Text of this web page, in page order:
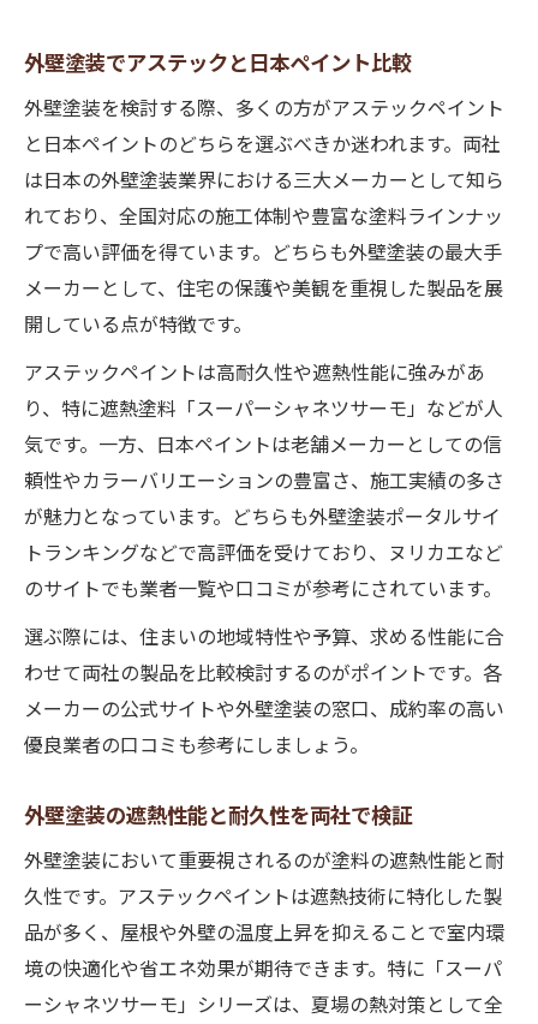
外壁塗装でアステックと日本ペイント比較
外壁塗装を検討する際、多くの方がアステックペイント
と日本ペイントのどちらを選ぶべきか迷われます。両社
は日本の外壁塗装業界における三大メーカーとして知ら
れており、全国対応の施工体制や豊富な塗料ラインナッ
プで高い評価を得ています。どちらも外壁塗装の最大手
メーカーとして、住宅の保護や美観を重視した製品を展
開している点が特徴です。
アステックペイントは高耐久性や遮熱性能に強みがあ
り、特に遮熱塗料「スーパーシャネツサーモ」などが人
気です。一方、日本ペイントは老舗メーカーとしての信
頼性やカラーバリエーションの豊富さ、施工実績の多さ
が魅力となっています。どちらも外壁塗装ポータルサイ
トランキングなどで高評価を受けており、ヌリカエなど
のサイトでも業者一覧や口コミが参考にされています。
選ぶ際には、住まいの地域特性や予算、求める性能に合
わせて両社の製品を比較検討するのがポイントです。各
メーカーの公式サイトや外壁塗装の窓口、成約率の高い
優良業者の口コミも参考にしましょう。
外壁塗装の遮熱性能と耐久性を両社で検証
外壁塗装において重要視されるのが塗料の遮熱性能と耐
久性です。アステックペイントは遮熱技術に特化した製
品が多く、屋根や外壁の温度上昇を抑えることで室内環
境の快適化や省エネ効果が期待できます。特に「スーパ
ーシャネツサーモ」シリーズは、夏場の熱対策として全